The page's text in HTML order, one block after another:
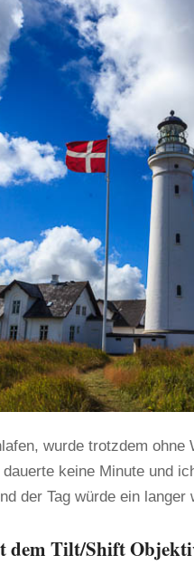
wurde trotzdem
keine Minute und
der Tag würde ein
dem Tilt/Shift